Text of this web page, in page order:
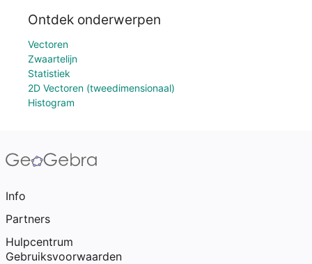
Ontdek onderwerpen
Vectoren
Zwaartelijn
Statistiek
2D Vectoren (tweedimensionaal)
Histogram
Info
Partners
Hulpcentrum
Gebruiksvoorwaarden